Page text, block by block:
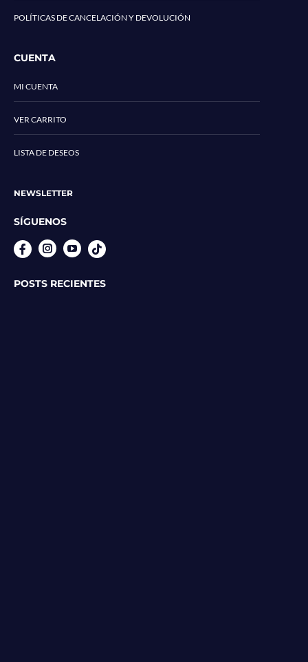
POLÍTICAS DE CANCELACIÓN Y DEVOLUCIÓN
CUENTA
MI CUENTA
VER CARRITO
LISTA DE DESEOS
NEWSLETTER
SÍGUENOS
InstagramYouTube
POSTS RECIENTES